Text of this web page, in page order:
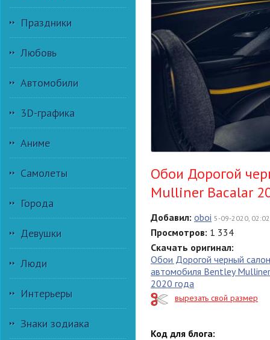
Праздники
Любовь
Автомобили
3D-графика
Аниме
Самолеты
Города
Девушки
Люди
Интерьеры
Знаки зодиака
Обои Дорогой
Mulliner Bacalar
Добавил: oboi 5-09-2020, 02:02
Просмотров: 1 334
Скачать оригинал:
Обои Дорогой черный салон
автомобиля Bentley
2020 года
вырезать свой размер
Код для блога: